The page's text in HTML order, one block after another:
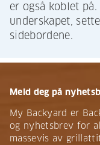
er også koblet
underskapet,
sidebordene.
Meld deg på
My Backyard er
og nyhetsbrev for
massevis av